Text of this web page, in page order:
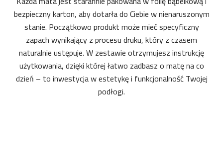
bezpieczny karton, aby dotarła do Ciebie w nienaruszonym
stanie. Początkowo produkt może mieć specyficzny
zapach wynikający z procesu druku, który z czasem
naturalnie ustępuje. W zestawie otrzymujesz instrukcję
użytkowania, dzięki której łatwo zadbasz o matę na co
dzień – to inwestycja w estetykę i funkcjonalność Twojej
podłogi.